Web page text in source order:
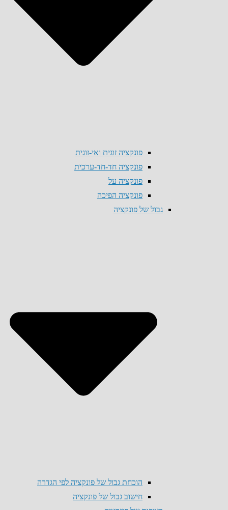
פונקציה זוגית ואי-זוגית
פונקציה חד-חד-ערכית
פונקציה על
פונקציה הפיכה
גבול של פונקציה
הוכחת גבול של פונקציה לפי הגדרה
חישוב גבול של פונקציה